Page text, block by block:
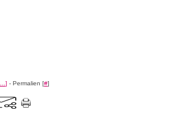
] - Permalien [#]